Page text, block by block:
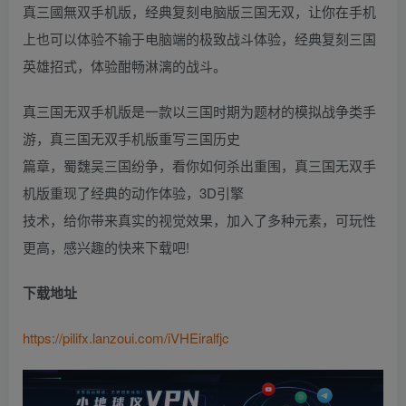
真三國無双手机版，经典复刻电脑版三国无双，让你在手机
上也可以体验不输于电脑端的极致战斗体验，经典复刻三国
英雄招式，体验酣畅淋漓的战斗。
真三国无双手机版是一款以三国时期为题材的模拟战争类手
游，真三国无双手机版重写三国历史
篇章，蜀魏吴三国纷争，看你如何杀出重围，真三国无双手
机版重现了经典的动作体验，3D引擎
技术，给你带来真实的视觉效果，加入了多种元素，可玩性
更高，感兴趣的快来下载吧!
下载地址
https://pilifx.lanzoui.com/iVHEiralfjc